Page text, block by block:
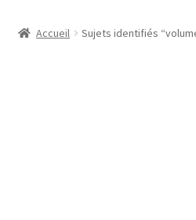
Accueil Sujets identifiés